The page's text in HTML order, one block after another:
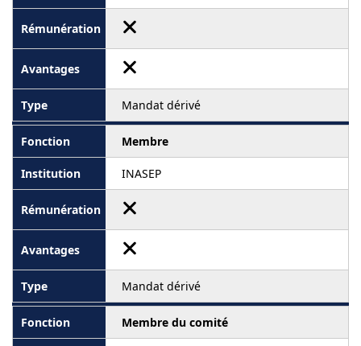
Mandat dérivé
Membre
INASEP
Mandat dérivé
Membre du comité